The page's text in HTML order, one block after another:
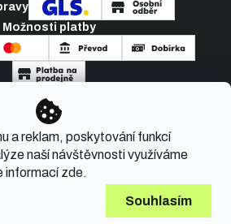
a reklam, poskytování funkcí
naší návštěvnosti využíváme
informacízde.
Souhlasím
Možnosti platby
INASPORT.CZ. Všechna práva
vyhrazena.